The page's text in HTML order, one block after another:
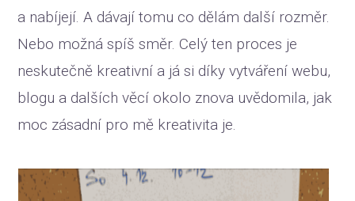
a nabíjejí. A dávají tomu co dělám další rozměr.
Nebo možná spíš směr. Celý ten proces je
neskutečně kreativní a já si díky vytváření webu,
blogu a dalších věcí okolo znova uvědomila, jak
moc zásadní pro mě kreativita je.